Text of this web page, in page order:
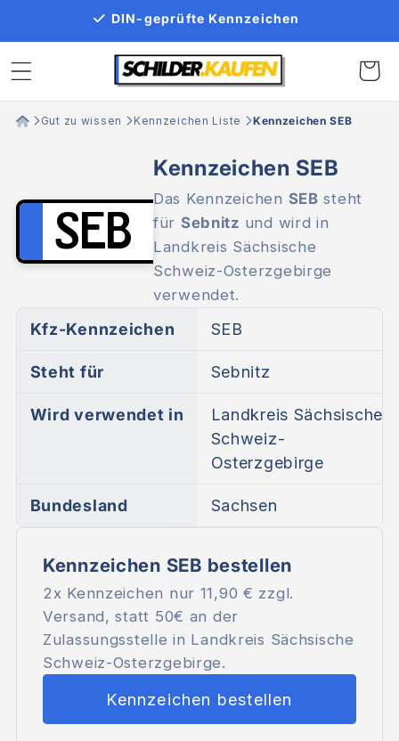
Inhalt
DIN-geprüfte Kennzeichen
Gut zu wissen Kennzeichen Liste Kennzeichen SEB
SEB
Kennzeichen SEB
Das Kennzeichen SEB steht
für Sebnitz und wird in
Landkreis Sächsische
Schweiz-Osterzgebirge
verwendet.
Kfz-Kennzeichen SEB
Steht für Sebnitz
Wird verwendet in
Landkreis Sächsische
Schweiz-
Osterzgebirge
Bundesland Sachsen
Kennzeichen SEB bestellen
2x Kennzeichen nur 11,90 € zzgl.
Versand, statt 50€ an der
Zulassungsstelle in Landkreis Sächsische
Schweiz-Osterzgebirge.
Kennzeichen bestellen